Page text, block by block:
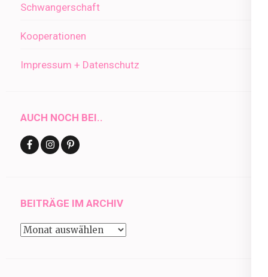
Schwangerschaft
Kooperationen
Impressum + Datenschutz
AUCH NOCH BEI..
BEITRÄGE IM ARCHIV
Beiträge